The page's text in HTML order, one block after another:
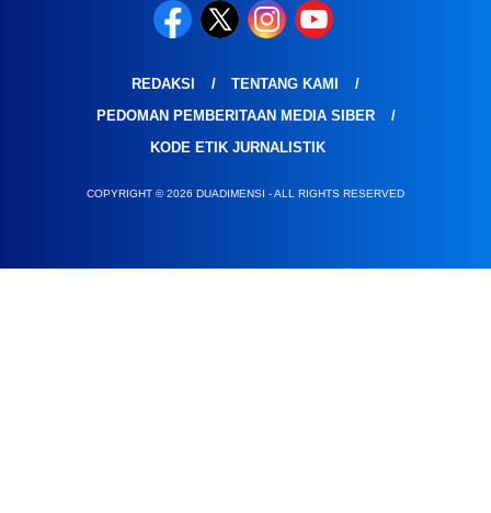
REDAKSI
TENTANG KAMI
PEDOMAN PEMBERITAAN MEDIA SIBER
KODE ETIK JURNALISTIK
COPYRIGHT © 2026 DUADIMENSI - ALL RIGHTS RESERVED